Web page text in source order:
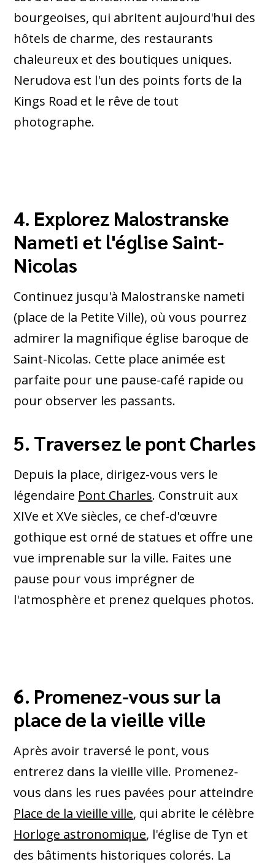
bourgeoises, qui abritent aujourd'hui des
hôtels de charme, des restaurants
chaleureux et des boutiques uniques.
Nerudova est l'un des points forts de la
Kings Road et le rêve de tout
photographe.
4. Explorez Malostranske
Nameti et l'église Saint-
Nicolas
Continuez jusqu'à Malostranske nameti
(place de la Petite Ville), où vous pourrez
admirer la magnifique église baroque de
Saint-Nicolas. Cette place animée est
parfaite pour une pause-café rapide ou
pour observer les passants.
5. Traversez le pont Charles
Depuis la place, dirigez-vous vers le
légendaire Pont Charles. Construit aux
XIVe et XVe siècles, ce chef-d'œuvre
gothique est orné de statues et offre une
vue imprenable sur la ville. Faites une
pause pour vous imprégner de
l'atmosphère et prenez quelques photos.
6. Promenez-vous sur la
place de la vieille ville
Après avoir traversé le pont, vous
entrerez dans la vieille ville. Promenez-
vous dans les rues pavées pour atteindre
Place de la vieille ville, qui abrite le célèbre
Horloge astronomique, l'église de Tyn et
des bâtiments historiques colorés. La